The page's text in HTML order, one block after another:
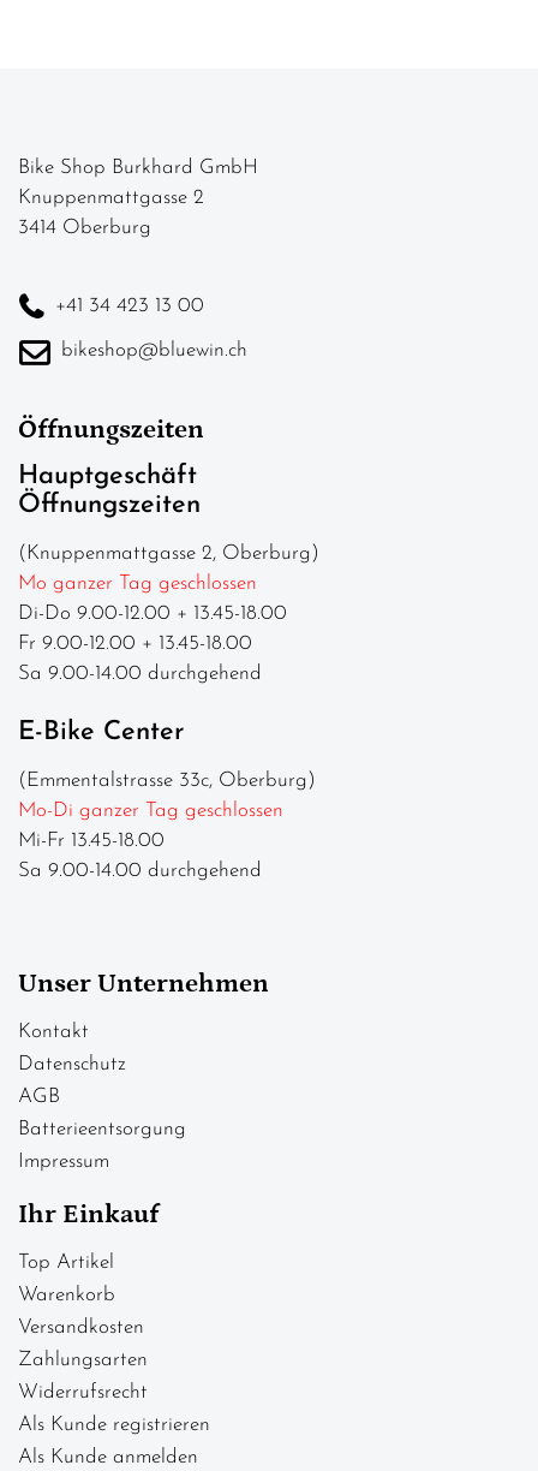
Bike Shop Burkhard GmbH
Knuppenmattgasse 2
3414 Oberburg
+41 34 423 13 00
bikeshop@bluewin.ch
Öffnungszeiten
Hauptgeschäft
Öffnungszeiten
(Knuppenmattgasse 2, Oberburg)
Mo ganzer Tag geschlossen
Di-Do 9.00-12.00 + 13.45-18.00
Fr 9.00-12.00 + 13.45-18.00
Sa 9.00-14.00 durchgehend
E-Bike Center
(Emmentalstrasse 33c, Oberburg)
Mo-Di ganzer Tag geschlossen
Mi-Fr 13.45-18.00
Sa 9.00-14.00 durchgehend
Unser Unternehmen
Kontakt
Datenschutz
AGB
Batterieentsorgung
Impressum
Ihr Einkauf
Top Artikel
Warenkorb
Versandkosten
Zahlungsarten
Widerrufsrecht
Als Kunde registrieren
Als Kunde anmelden